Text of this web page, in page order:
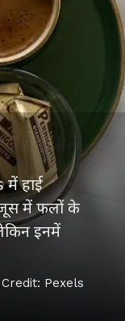
हाई
जूस में फलों के
इनमें
Pexels